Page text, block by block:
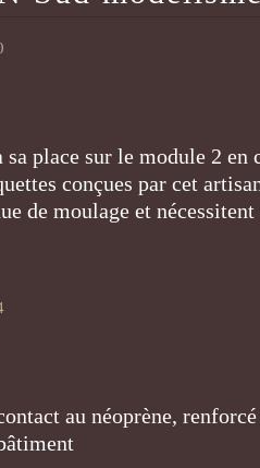
place sur le module 2 en
conçues par cet
de moulage et nécessitent
au néoprène,